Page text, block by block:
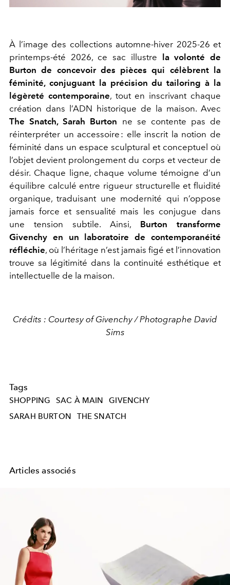
À l’image des collections automne-hiver 2025‑26 et
printemps-été 2026, ce sac illustre
la volonté de
Burton de concevoir des pièces qui célèbrent la
féminité, conjuguant la précision du tailoring à la
légèreté contemporaine, tout en inscrivant chaque
création dans l’ADN historique de la maison. Avec
The Snatch, Sarah Burton ne se contente pas de
réinterpréter un accessoire : elle inscrit la notion de
féminité dans un espace sculptural et conceptuel où
l’objet devient prolongement du corps et vecteur de
désir. Chaque ligne, chaque volume témoigne d’un
équilibre calculé entre rigueur structurelle et fluidité
organique, traduisant une modernité qui n’oppose
jamais force et sensualité mais les conjugue dans
une tension subtile. Ainsi, Burton transforme
Givenchy en un laboratoire de contemporanéité
réfléchie, où l’héritage n’est jamais figé et l’innovation
trouve sa légitimité dans la continuité esthétique et
intellectuelle de la maison.
Crédits : Courtesy of Givenchy / Photographe David
Sims
Tags
SHOPPING SAC À MAIN
GIVENCHY
SARAH BURTON
THE SNATCH
Articles associés